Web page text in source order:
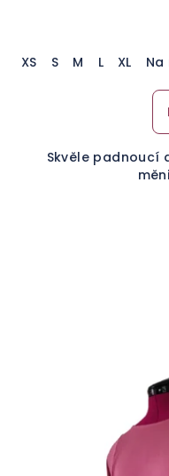
XS
S M L XL
Skvěle padnoucí